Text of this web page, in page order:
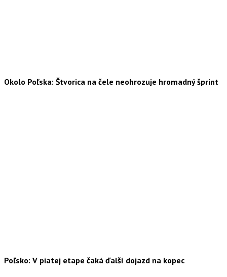
Okolo Poľska: Štvorica na čele neohrozuje hromadný šprint
Poľsko: V piatej etape čaká ďalší dojazd na kopec